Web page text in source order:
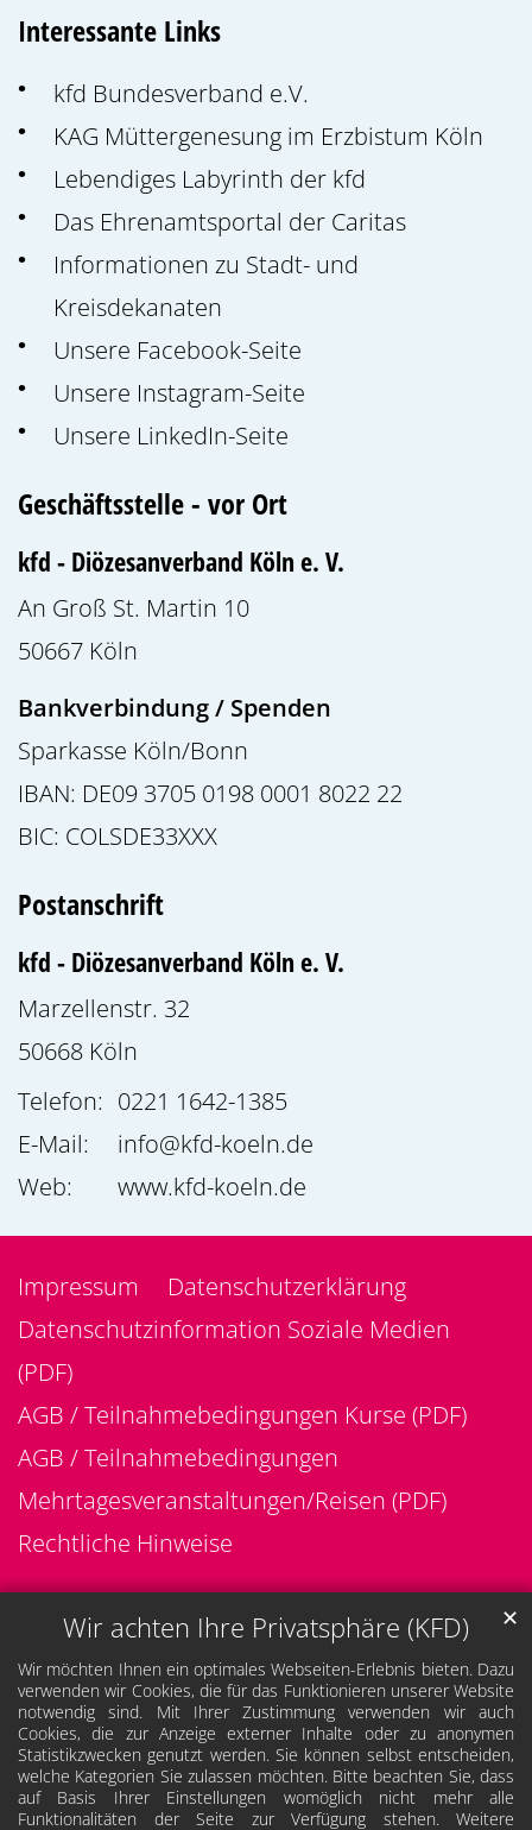
Wir achten Ihre Privatsphäre (KFD)
Wir möchten Ihnen ein optimales Webseiten-Erlebnis bieten. Dazu
verwenden wir Cookies, die für das Funktionieren unserer Website
notwendig sind. Mit Ihrer Zustimmung verwenden wir auch
Cookies, die zur Anzeige externer Inhalte oder zu anonymen
Statistikzwecken genutzt werden. Sie können selbst entscheiden,
welche Kategorien Sie zulassen möchten. Bitte beachten Sie, dass
auf Basis Ihrer Einstellungen womöglich nicht mehr alle
Funktionalitäten der Seite zur Verfügung stehen. Weitere
✕
Interessante Links
kfd Bundesverband e.V.
KAG Müttergenesung im Erzbistum Köln
Lebendiges Labyrinth der kfd
Das Ehrenamtsportal der Caritas
Informationen zu Stadt- und
Kreisdekanaten
Unsere Facebook-Seite
Unsere Instagram-Seite
Unsere LinkedIn-Seite
Geschäftsstelle - vor Ort
kfd - Diözesanverband Köln e. V.
An Groß St. Martin 10
50667 Köln
Bankverbindung / Spenden
Sparkasse Köln/Bonn
IBAN: DE09 3705 0198 0001 8022 22
BIC: COLSDE33XXX
Postanschrift
kfd - Diözesanverband Köln e. V.
Marzellenstr. 32
50668 Köln
Telefon: 0221 1642-1385
E-Mail:
info@kfd-koeln.de
Web:
www.kfd-koeln.de
Impressum
Datenschutzerklärung
Datenschutzinformation Soziale Medien
(PDF)
AGB / Teilnahmebedingungen Kurse (PDF)
AGB / Teilnahmebedingungen
Mehrtagesveranstaltungen/Reisen (PDF)
Rechtliche Hinweise